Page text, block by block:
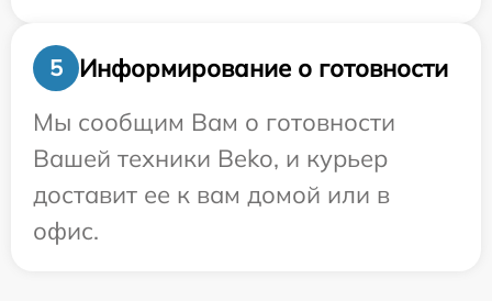
5
Информирование о готовности
Мы сообщим Вам о готовности
Вашей техники Beko, и курьер
доставит ее к вам домой или в
офис.